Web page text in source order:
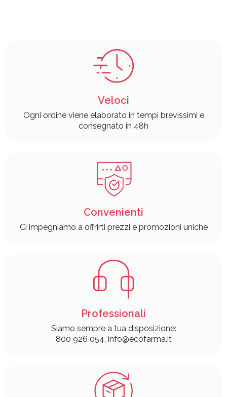
Veloci
Ogni ordine viene elaborato in tempi brevissimi e
consegnato in 48h
Convenienti
Ci impegniamo a offrirti prezzi e promozioni uniche
Professionali
Siamo sempre a tua disposizione:
800 926 054, info@ecofarma.it